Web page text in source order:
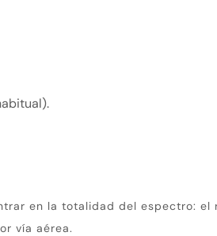
en la totalidad del espectro: el
vía aérea.